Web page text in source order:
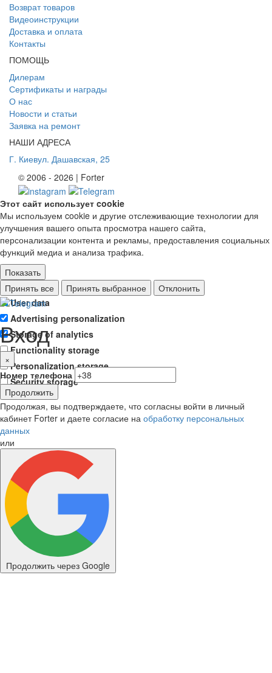
Возврат товаров
Видеоинструкции
Доставка и оплата
Контакты
ПОМОЩЬ
Дилерам
Сертификаты и награды
О нас
Новости и статьи
Заявка на ремонт
НАШИ АДРЕСА
Г. Киевул. Дашавская, 25
© 2006 - 2026 | Forter
Этот сайт использует cookie
Мы используем cookie и другие отслеживающие технологии для
улучшения вашего опыта просмотра нашего сайта,
персонализации контента и рекламы, предоставления социальных
функций медиа и анализа трафика.
Показать
Ad storage
User data
Advertising personalization
Storage of analytics
Functionality storage
Personalization storage
Security storage
Принять все Принять выбранное Отклонить
Вход
×
Номер телефона
Продолжить
Продолжая, вы подтверждаете, что согласны войти в личный
кабинет Forter и даете согласие на обработку персональных
данных
или
Продолжить через Google